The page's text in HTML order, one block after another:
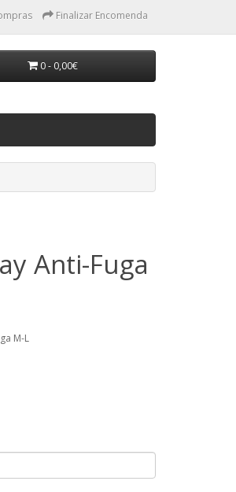
Finalizar Encomenda
0 - 0,00€
Anti-Fuga
M-L